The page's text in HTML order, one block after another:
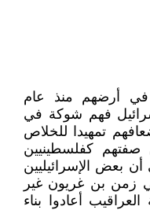
في أرضهم منذ عام
فهم شوكة في
تمهيدا للخلاص
كفلسطينيين
بعض الإسرائيليين
في زمن بن غريون غير
أعادوا بناء